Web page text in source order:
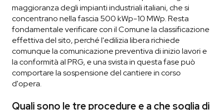
maggioranza degli impianti industriali italiani, che si
concentrano nella fascia 500 kWp-10 MWp. Resta
fondamentale verificare con il Comune la classificazione
effettiva del sito, perché l'edilizia libera richiede
comunque la comunicazione preventiva di inizio lavori e
la conformità al PRG, e una svista in questa fase può
comportare la sospensione del cantiere in corso
d'opera.
Quali sono le tre procedure e a che soglia di